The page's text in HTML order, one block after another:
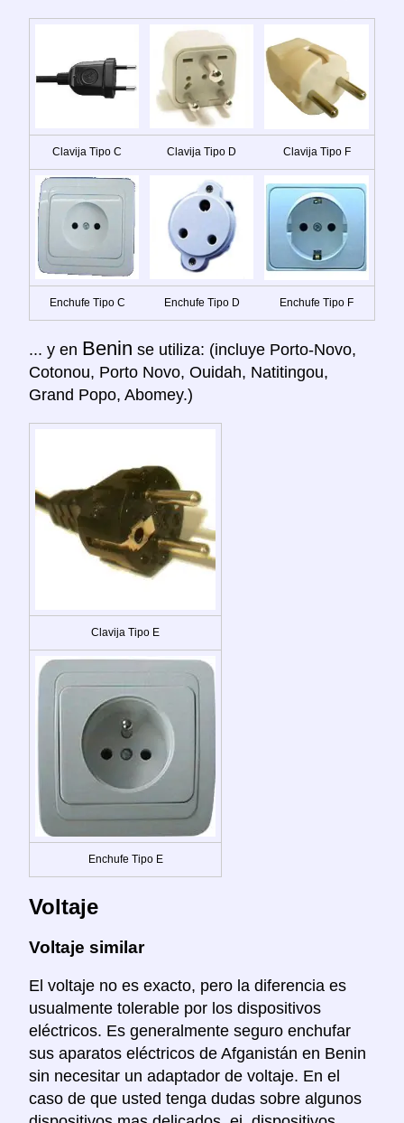
Clavija Tipo C Clavija Tipo D Clavija Tipo F
Enchufe Tipo C Enchufe Tipo D Enchufe Tipo F
... y en Benin se utiliza: (incluye Porto-Novo,
Cotonou, Porto Novo, Ouidah, Natitingou,
Grand Popo, Abomey.)
Clavija Tipo E
Enchufe Tipo E
Voltaje
Voltaje similar
El voltaje no es exacto, pero la diferencia es
usualmente tolerable por los dispositivos
eléctricos. Es generalmente seguro enchufar
sus aparatos eléctricos de Afganistán en Benin
sin necesitar un adaptador de voltaje. En el
caso de que usted tenga dudas sobre algunos